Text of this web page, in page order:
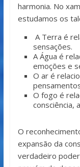
harmonia. No
estudamos os
A Terra é
sensações.
A Água é
emoções e
O ar é
O fogo é
consciência,
O
expansão da
verdadeiro